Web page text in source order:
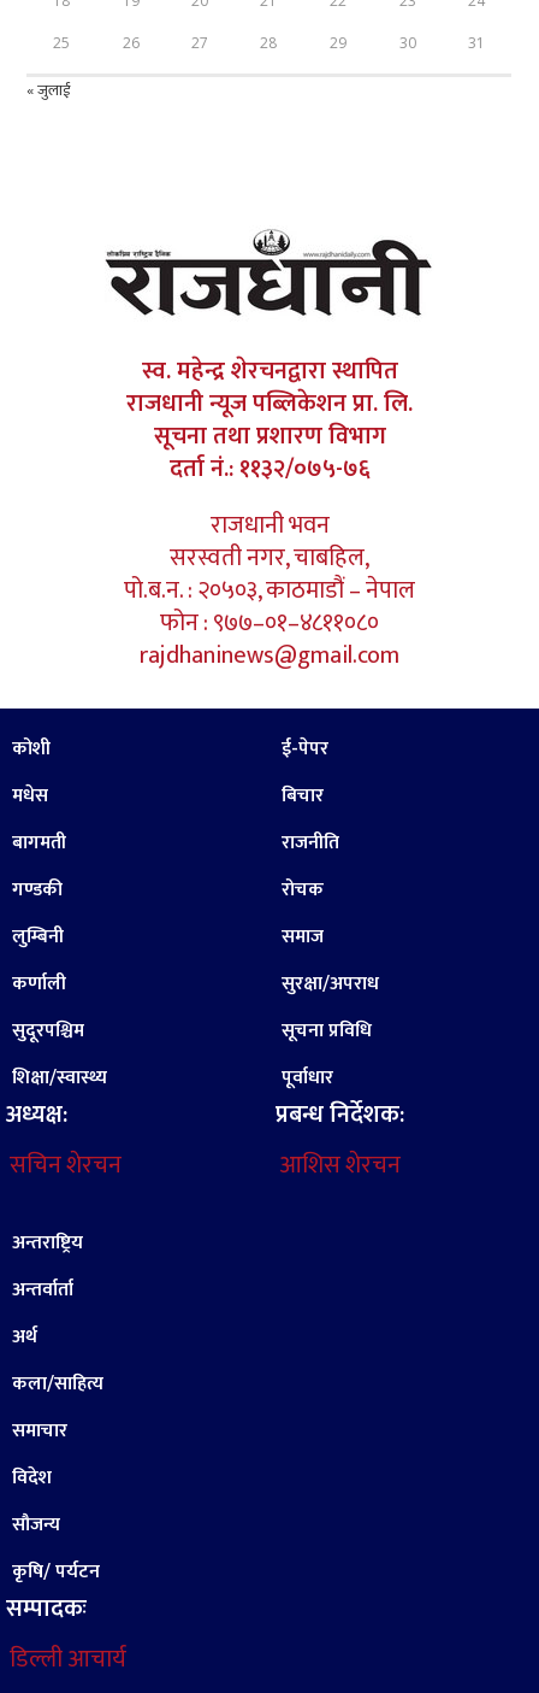
25 26 27 28 29 30 31
« जुलाई
स्व. महेन्द्र शेरचनद्वारा स्थापित
राजधानी न्यूज पब्लिकेशन प्रा. लि.
सूचना तथा प्रशारण विभाग
दर्ता नं.: ११३२/०७५-७६
राजधानी भवन
सरस्वती नगर, चाबहिल,
पो.ब.न. : २०५०३, काठमाडौं – नेपाल
फोन : ९७७–०१–४८११०८०
rajdhaninews@gmail.com
कोशी
मधेस
बागमती
गण्डकी
लुम्बिनी
कर्णाली
सुदूरपश्चिम
शिक्षा/स्वास्थ्य
अध्यक्ष:
सचिन शेरचन
ई-पेपर
बिचार
राजनीति
रोचक
समाज
सुरक्षा/अपराध
सूचना प्रविधि
पूर्वाधार
प्रबन्ध निर्देशक:
आशिस शेरचन
अन्तराष्ट्रिय
अन्तर्वार्ता
अर्थ
कला/साहित्य
समाचार
विदेश
सौजन्य
कृषि/ पर्यटन
सम्पादकः
डिल्ली आचार्य